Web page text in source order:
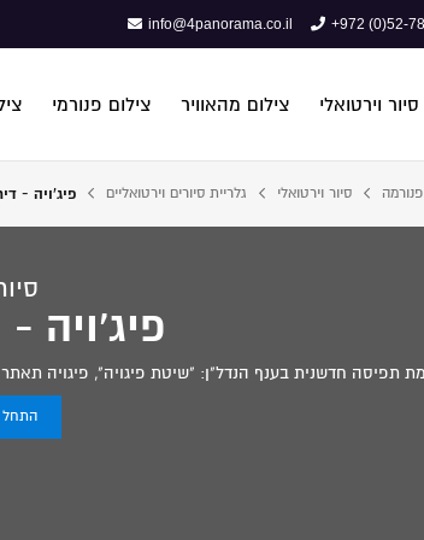
+972 (0)52-
info@4panorama.co.il
סיור וירטואלי צילום מהאוויר צילום פנורמי
פנורמה סיור וירטואלי גלריית סיורים וירטואליים פיג'ויה -
פיג'ויה
תפיסה חדשנית בענף הנדל"ן: "שיטת פיגויה", פיגויה
התחל